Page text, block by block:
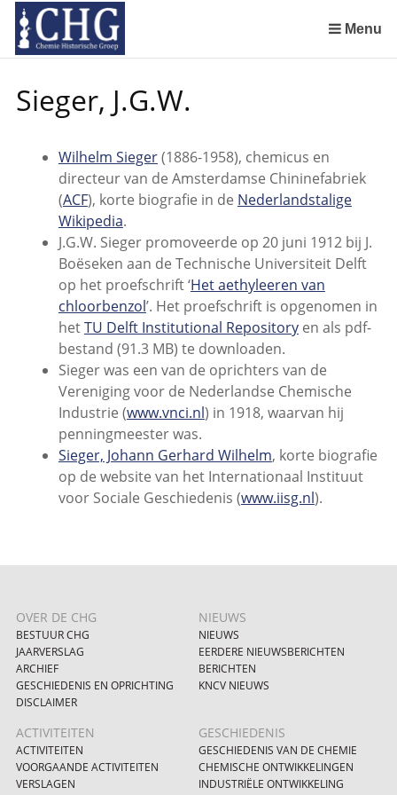
links
over
naar
de
Spring
naar
het
menu
Menu
Sieger, J.G.W.
Wilhelm Sieger(1886-1958), chemicus en
directeur van de Amsterdamse Chininefabriek
(ACF), korte biografie in de Nederlandstalige
Wikipedia.
J.G.W. Sieger promoveerde op 20 juni 1912 bij J.
Boëseken aan de Technische Universiteit Delft
op het proefschrift ‘Het aethyleeren van
chloorbenzol’. Het proefschrift is opgenomen in
hetTU Delft Institutional Repositoryen als pdf-
bestand (91.3 MB) te downloaden.
Sieger was een van de oprichters van de
Vereniging voor de Nederlandse Chemische
Industrie (www.vnci.nl) in 1918, waarvan hij
penningmeester was.
Sieger, Johann Gerhard Wilhelm, korte biografie
op de website van het Internationaal Instituut
voor Sociale Geschiedenis (www.iisg.nl).
OVER DE CHG
BESTUUR CHG
JAARVERSLAG
ARCHIEF
GESCHIEDENIS EN OPRICHTING
DISCLAIMER
NIEUWS
NIEUWS
EERDERE NIEUWSBERICHTEN
BERICHTEN
KNCV NIEUWS
ACTIVITEITEN
ACTIVITEITEN
VOORGAANDE ACTIVITEITEN
VERSLAGEN
GESCHIEDENIS
GESCHIEDENIS VAN DE CHEMIE
CHEMISCHE ONTWIKKELINGEN
INDUSTRIËLE ONTWIKKELING